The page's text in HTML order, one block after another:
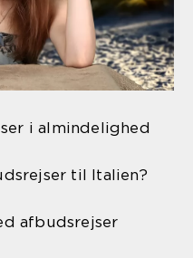
i almindelighed
til Italien?
afbudsrejser